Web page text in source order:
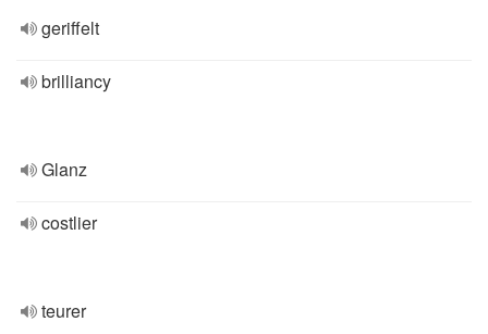
geriffelt
brilliancy
Glanz
costlier
teurer